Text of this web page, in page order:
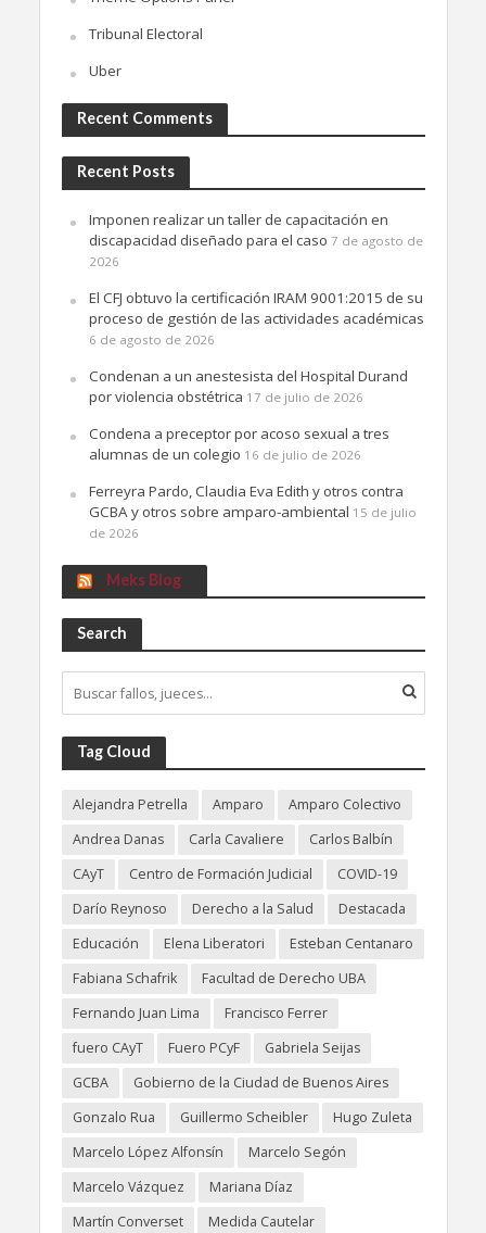
Tribunal Electoral
Uber
Recent Comments
Recent Posts
Imponen realizar un taller de capacitación en
discapacidad diseñado para el caso 7 de agosto de
2026
El CFJ obtuvo la certificación IRAM 9001:2015 de su
proceso de gestión de las actividades académicas
6 de agosto de 2026
Condenan a un anestesista del Hospital Durand
por violencia obstétrica 17 de julio de 2026
Condena a preceptor por acoso sexual a tres
alumnas de un colegio 16 de julio de 2026
Ferreyra Pardo, Claudia Eva Edith y otros contra
GCBA y otros sobre amparo-ambiental 15 de julio
de 2026
Meks Blog
Search
Tag Cloud
Alejandra Petrella Amparo
Amparo Colectivo
Andrea Danas
Carla Cavaliere
Carlos Balbín
CAyT
Centro de Formación Judicial
COVID-19
Darío Reynoso
Derecho a la Salud
Destacada
Educación
Elena Liberatori
Esteban Centanaro
Fabiana Schafrik
Facultad de Derecho UBA
Fernando Juan Lima
Francisco Ferrer
fuero CAyT
Fuero PCyF
Gabriela Seijas
GCBA
Gobierno de la Ciudad de Buenos Aires
Gonzalo Rua
Guillermo Scheibler
Hugo Zuleta
Marcelo López Alfonsín
Marcelo Segón
Marcelo Vázquez
Mariana Díaz
Martín Converset
Medida Cautelar